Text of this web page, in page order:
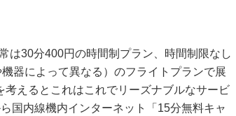
30分400円の時間制プラン、時間制限なし
器によって異なる）のフライトプランで展
えるとこれはこれでリーズナブルなサービ
国内線機内インターネット「15分無料キャ